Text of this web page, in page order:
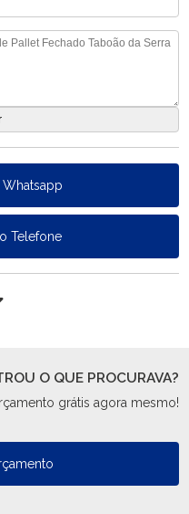
Telefone
O QUE PROCURAVA?
grátis agora mesmo!